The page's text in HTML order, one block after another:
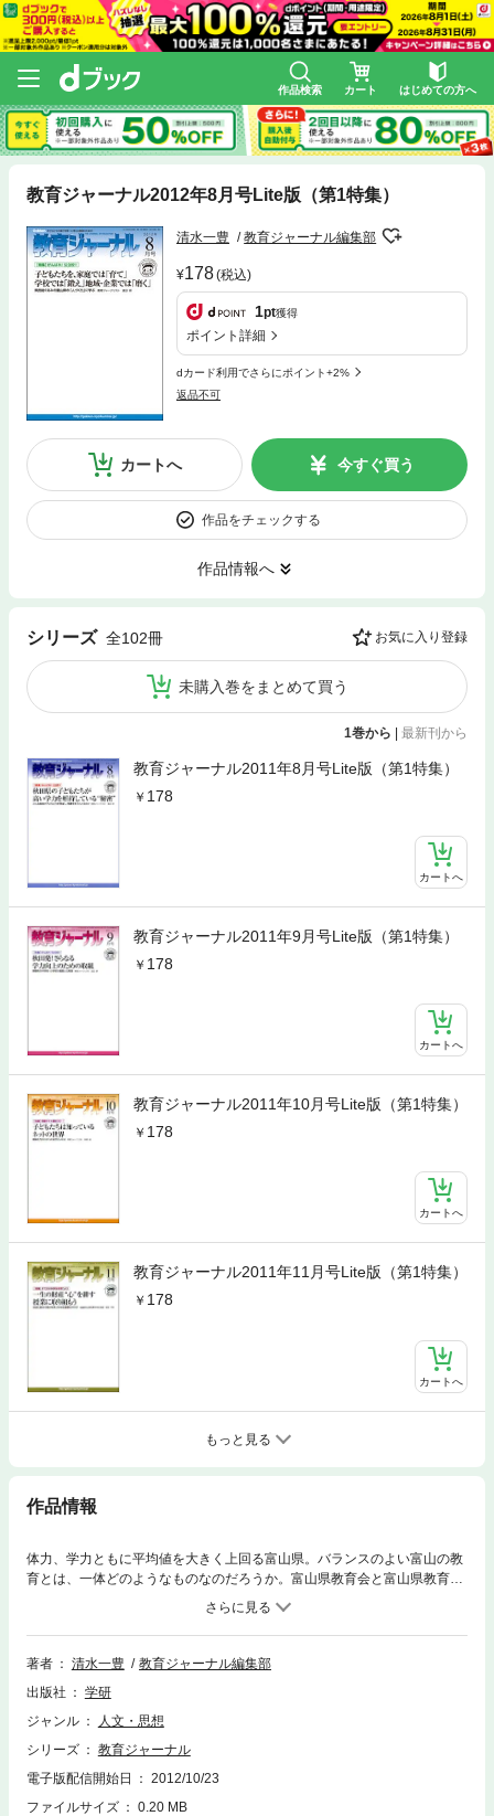
作品検索 カート はじめての方へ
教育ジャーナル2012年8月号Lite版（第1特集）
清水一豊 教育ジャーナル編集部
178(税込)
1pt獲得
ポイント詳細
dカード利用でさらにポイント+2%
返品不可
カートへ 今すぐ買う
作品をチェックする
作品情報へ
シリーズ 全102冊 お気に入り登録
未購入巻をまとめて買う
1巻から | 最新刊から
教育ジャーナル2011年8月号Lite版（第1特集）
178
カートへ
教育ジャーナル2011年9月号Lite版（第1特集）
178
カートへ
教育ジャーナル2011年10月号Lite版（第1特集）
178
カートへ
教育ジャーナル2011年11月号Lite版（第1特集）
178
カートへ
もっと見る
作品情報
体力、学力ともに平均値を大きく上回る富山県。バランスのよい富山の教
育とは、一体どのようなものなのだろうか。富山県教育会と富山県教育委
員会にそれぞれ取材を行い、子どもたちをみんなで育てる富山の教育を探
著者 清水一豊
教育ジャーナル編集部
出版社
学研
ジャンル
人文・思想
シリーズ
教育ジャーナル
電子版配信開始日
2012/10/23
ファイルサイズ
0.20 MB